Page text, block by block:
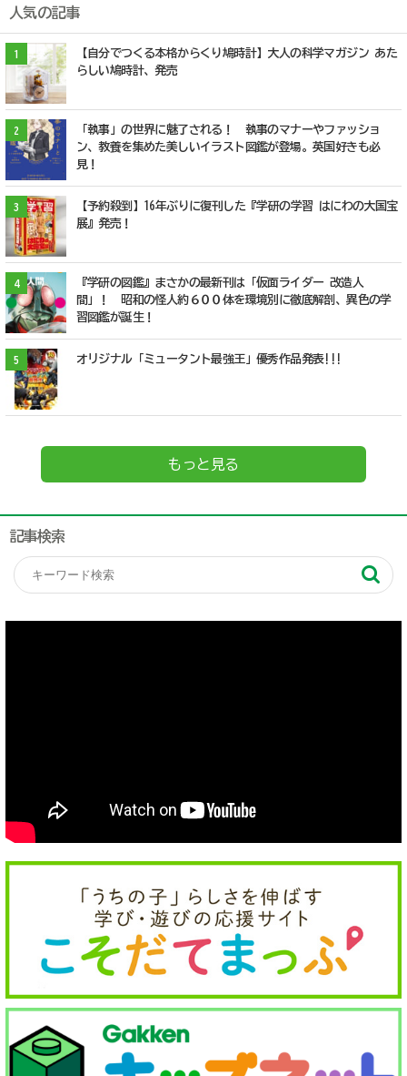
人気の記事
1
【自分でつくる本格からくり鳩時計】大人の科学マガジン あた
らしい鳩時計、発売
2
「執事」の世界に魅了される！ 執事のマナーやファッショ
ン、教養を集めた美しいイラスト図鑑が登場。英国好きも必
見！
3
【予約殺到】16年ぶりに復刊した『学研の学習 はにわの大国宝
展』発売！
4
『学研の図鑑』まさかの最新刊は「仮面ライダー 改造人
間」！ 昭和の怪人約６００体を環境別に徹底解剖、異色の学
習図鑑が誕生！
5 オリジナル「ミュータント最強王」優秀作品発表!!!
もっと見る
記事検索